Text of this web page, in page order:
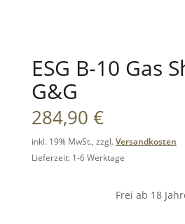
ESG B-10 Gas
G&G
284,90 €
inkl. 19% MwSt., zzgl.Versandkosten
Lieferzeit: 1-6 Werktage
Frei ab 18